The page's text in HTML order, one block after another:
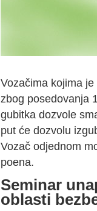
Vozačima kojima
zbog posedovanja
gubitka dozvole
put će dozvolu
Vozač odjednom
poena.
Seminar
oblasti